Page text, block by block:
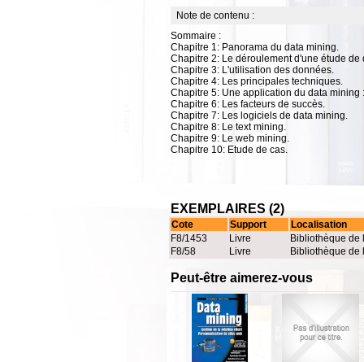
Note de contenu :
Sommaire :
Chapitre 1: Panorama du data mining.
Chapitre 2: Le déroulement d'une étude de
Chapitre 3: L'utilisation des données.
Chapitre 4: Les principales techniques.
Chapitre 5: Une application du data mining
Chapitre 6: Les facteurs de succès.
Chapitre 7: Les logiciels de data mining.
Chapitre 8: Le text mining.
Chapitre 9: Le web mining.
Chapitre 10: Etude de cas.
EXEMPLAIRES (2)
Cote Support
Localisation
F8/1453
Livre
Bibliothèque de
F8/58
Livre Bibliothèque de
Peut-être aimerez-vous